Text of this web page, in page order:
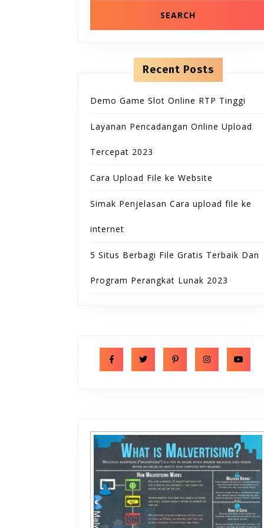
Recent Posts
Demo Game Slot Online RTP Tinggi
Layanan Pencadangan Online Upload
Tercepat 2023
Cara Upload File ke Website
Simak Penjelasan Cara upload file ke
internet
5 Situs Berbagi File Gratis Terbaik Dan
Program Perangkat Lunak 2023
Facebook Twitter Pinterest Instagram